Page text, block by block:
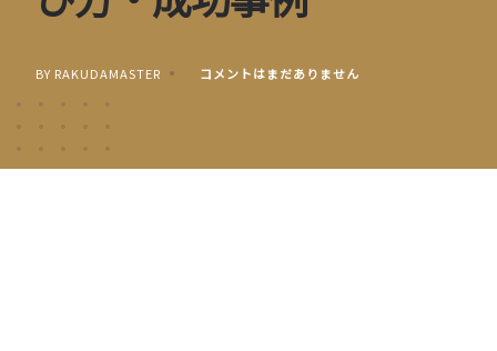
BY RAKUDAMASTER コメントはまだありません